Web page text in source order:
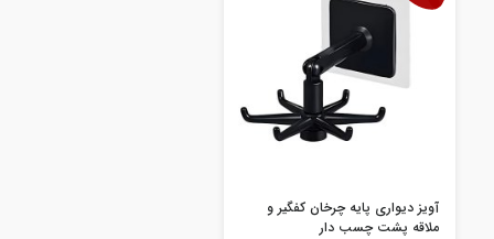
آویز دیواری پایه چرخان کفگیر و
ملاقه پشت چسب دار